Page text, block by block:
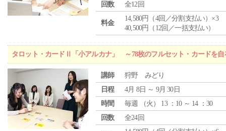
回数
全12回
料金
14,580円（4回／分割支払い）×3
40,500円（12回／一括支払い）
タロット・カードⅡ「小アルカナ」 ～78枚のフルセット・カードを自
講師
狩野 みどり
日程
4月 8日 ～ 9月 30日
時間
毎週 （火 ） 13 ：10 ～ 14 ：30
回数
全24回